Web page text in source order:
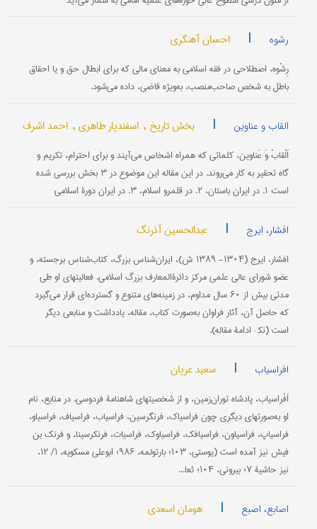
رشوه | احسان آهنگری
رِشْوه، اصطلاحی در فقه اسلامی به معنای مالی که برای ابطال حق و یا احقاق
باطل به شخص صاحب‌منصب، به‌ویژه قاضی، داده می‌شود.
القاب و عناوین | بخش تاریخ , اسفندیار طاهری , احمد اشرف
اَلْقابْ وَ عَناوین، کلماتی که همراه اشخاص می‌آیند و برای احترام، تکریم و
گاه تحقیر به کار می‌روند. در این مقاله این موضوع در ۳ بخش بررسی شده
است: ۱. در ایران باستان، ۲. در قلمرو اسلام، ۳. در ایران دورۀ اسلامی:
افشار، ایرج | عبدالحسین آذرنگ
افشار، ایرج (۱۳۰۴- ۱۳۸۹ ش)، ایران‌شناس بزرگ، کتاب‌شناس برجسته، و
عضو شورای عالی علمی مرکز دائرةالمعارف بزرگ اسلامی. فعالیتهای او طی
مدتی بیش از ۶۰ سال مداوم، در زمینه‌های متنوع و گسترده‌ای قرار می‌گیرد
که حاصل آن، آثار فراوان به‌صورت کتاب، مقاله، یادداشت و منابعی دیگر
است (نک‍ : ادامۀ مقاله).
افراسیاب | سعید عریان
اَفْراسیاب، پادشاه توران‌زمین، و از شخصیتهای شاهنامۀ فردوسی. در منابع، نام
او به‌صورتهای دیگری چون فراسیاک، فرنگرسین، فراسیاب، فراسیاف، فراسیاو،
فراسیاپ، فراسیاون، فراسیافک، فراسیاوک، فراسیات، فرنکرسینا، و فرنک بن
فیش نیز آمده است (یوستی، ۱۰۳؛ بارتولمه، ۹۸۶؛ ابوعلی مسکویه، ۱/ ۱۲،
نیز حاشیۀ ۷؛ بیرونی، ۱۰۴؛ ثعا...
اصابع، اصبع | هومان اسعدی